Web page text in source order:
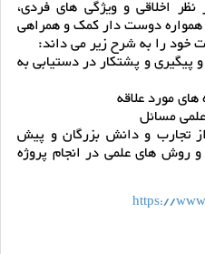
اخلاقی و ویژگی های فردی،
دوست دار کمک و همراهی
خود را به شرح زیر می داند:
پیگیری و پشتکار در دستیابی به
مورد علاقه
مسائل
تجارب و دانش بزرگان و پیش
و روش های علمی در انجام پروژه
https://